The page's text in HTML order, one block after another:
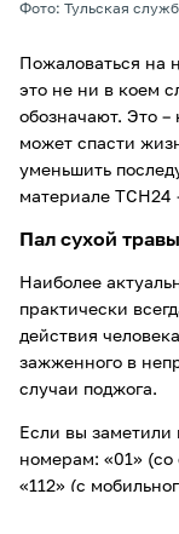
Фото: Тульская
Пожаловаться на
это не ни в коем
обозначают. Это
может спасти
уменьшить
материале ТСН24
Пал сухой травы
Наиболее
практически
действия
зажженного в
случаи поджога.
Если вы заметили
номерам: «01» (со
«112» (с